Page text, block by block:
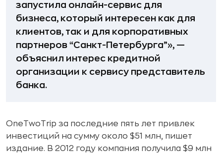
запустила онлайн-сервис для
бизнеса, который интересен как для
клиентов, так и для корпоративных
партнеров “Санкт-Петербурга”», —
объяснил интерес кредитной
организации к сервису представитель
банка.
OneTwoTrip за последние пять лет привлек
инвестиций на сумму около $51 млн, пишет
издание. В 2012 году компания получила $9 млн